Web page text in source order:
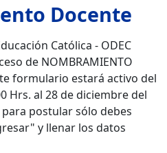
Docente
Católica - ODEC
de NOMBRAMIENTO
formulario estará activo del
Hrs. al 28 de diciembre del
para postular sólo debes
y llenar los datos